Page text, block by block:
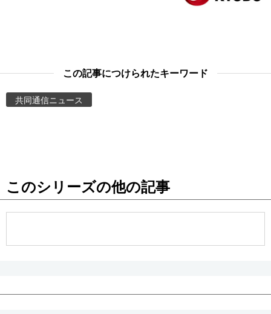
Images
People
公式SNS
この記事につけられたキーワード
共同通信ニュース
このシリーズの他の記事